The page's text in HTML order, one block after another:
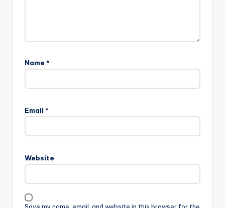
Name *
Email *
Website